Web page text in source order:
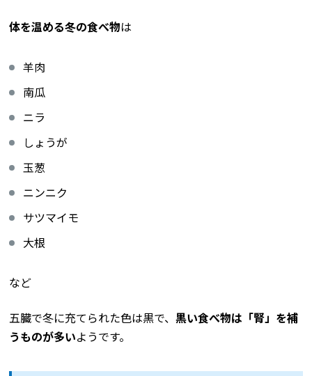
体を温める冬の食べ物は
羊肉
南瓜
ニラ
しょうが
玉葱
ニンニク
サツマイモ
大根
など
五臓で冬に充てられた色は黒で、黒い食べ物は「腎」を補
うものが多いようです。